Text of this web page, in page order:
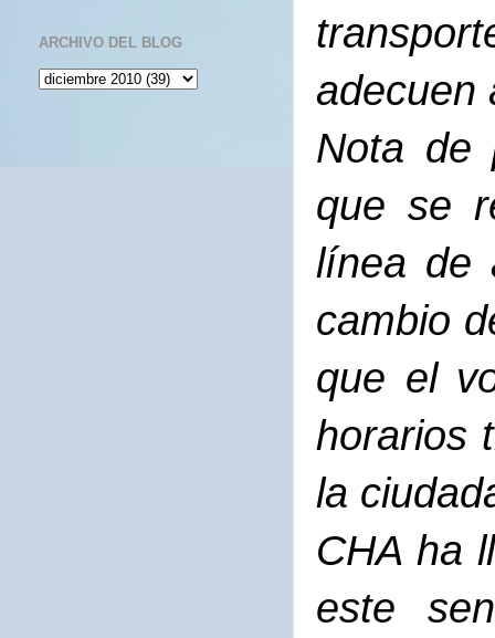
adecuen
Nota de
que se
línea de
cambio
que el
horarios
la
CHA ha
este
ARCHIVO DEL BLOG